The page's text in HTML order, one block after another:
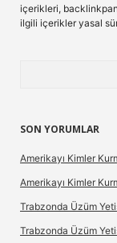
içerikleri,
ilgili içerikler yasal
SON YORUMLAR
Amerikayı Kimler
Amerikayı Kimler
Trabzonda Üzüm
Trabzonda Üzüm